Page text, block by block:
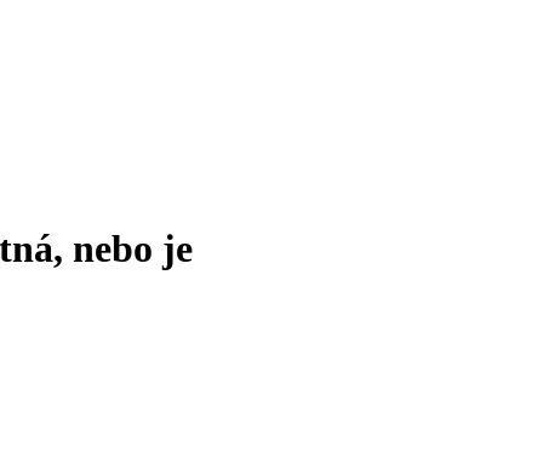
nebo je